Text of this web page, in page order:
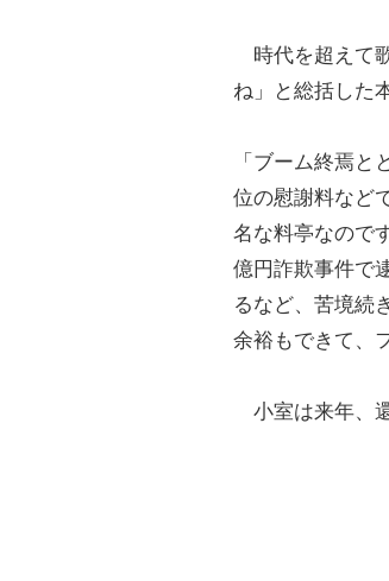
時代を超えて
ね」と総括した
「ブーム終焉
位の慰謝料など
名な料亭なので
億円詐欺事件で
るなど、苦境続
余裕もできて、
小室は来年、